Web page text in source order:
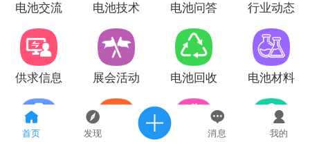
首页 发现 消息 我的
电池交流 电池技术 电池问答 行业动态
供求信息 展会活动 电池回收 电池材料